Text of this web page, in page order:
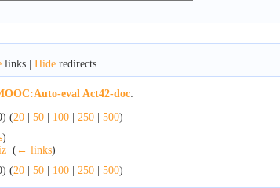
links | Hideredirects
eval Act42-doc:
(20 | 50 | 100 | 250 | 500)
)
( ← links)
(20 | 50 | 100 | 250 | 500)